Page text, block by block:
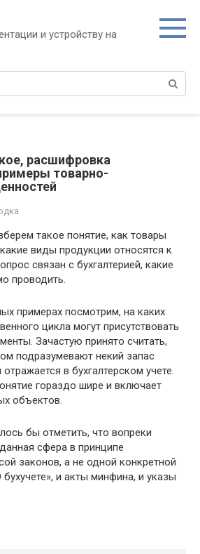
и устройству на
расшифровка
товарно-
такое понятие, как товары
виды продукции относятся к
связан с бухгалтерией, какие
проводить.
примерах посмотрим, на каких
цикла могут присутствовать
Зачастую принято считать,
подразумевают некий запас
в бухгалтерском учете.
гораздо шире и включает
объектов.
бы отметить, что вопреки
сфера в принципе
законов, а не одной конкретной
и акты минфина, и указы